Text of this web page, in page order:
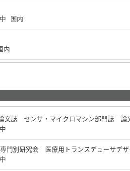
国内
内
文誌 センサ・マイクロマシン部門誌 論
門別研究会 医療⽤トランスデューサデ